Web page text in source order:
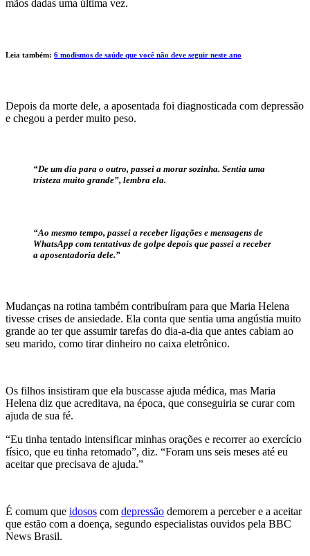
mãos dadas uma última vez.
Leia também: 6 modismos de saúde que você não deve seguir neste ano
Depois da morte dele, a aposentada foi diagnosticada com depressão
e chegou a perder muito peso.
“De um dia para o outro, passei a morar sozinha. Sentia uma
tristeza muito grande”, lembra ela.
“Ao mesmo tempo, passei a receber ligações e mensagens de
WhatsApp com tentativas de golpe depois que passei a receber
a aposentadoria dele.”
Mudanças na rotina também contribuíram para que Maria Helena
tivesse crises de ansiedade. Ela conta que sentia uma angústia muito
grande ao ter que assumir tarefas do dia-a-dia que antes cabiam ao
seu marido, como tirar dinheiro no caixa eletrônico.
Os filhos insistiram que ela buscasse ajuda médica, mas Maria
Helena diz que acreditava, na época, que conseguiria se curar com
ajuda de sua fé.
“Eu tinha tentado intensificar minhas orações e recorrer ao exercício
físico, que eu tinha retomado”, diz. “Foram uns seis meses até eu
aceitar que precisava de ajuda.”
É comum que idosos com depressão demorem a perceber e a aceitar
que estão com a doença, segundo especialistas ouvidos pela BBC
News Brasil.